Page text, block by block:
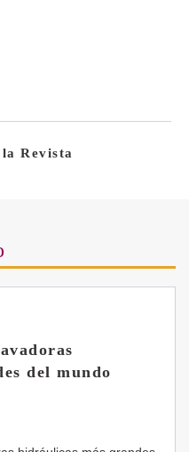
Revista
Yanmar